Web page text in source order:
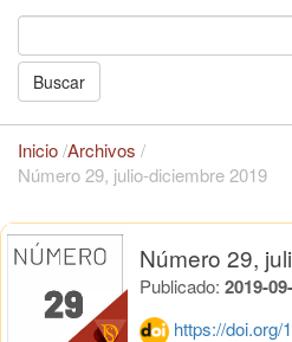
Buscar
Inicio/Archivos /
Número 29, julio-diciembre 2019
Número 29,
Publicado: 2019-
https://doi.org/